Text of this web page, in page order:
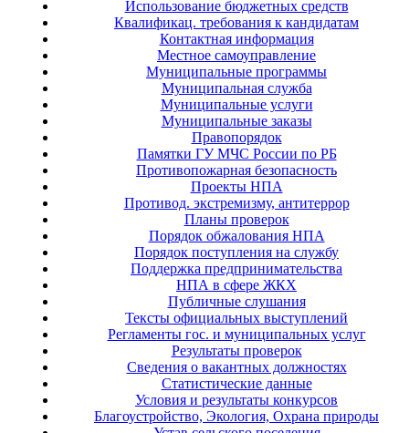
Использование бюджетных средств
Квалификац. требования к кандидатам
Контактная информация
Местное самоуправление
Муниципальные программы
Муниципальная служба
Муниципальные услуги
Муниципальные заказы
Правопорядок
Памятки ГУ МЧС России по РБ
Противопожарная безопасность
Проекты НПА
Противод. экстремизму, антитеррор
Планы проверок
Порядок обжалования НПА
Порядок поступления на службу
Поддержка предпринимательства
НПА в сфере ЖКХ
Публичные слушания
Тексты официальных выступлений
Регламенты гос. и муниципальных услуг
Результаты проверок
Сведения о вакантных должностях
Статистические данные
Условия и результаты конкурсов
Благоустройство, Экология, Охрана природы